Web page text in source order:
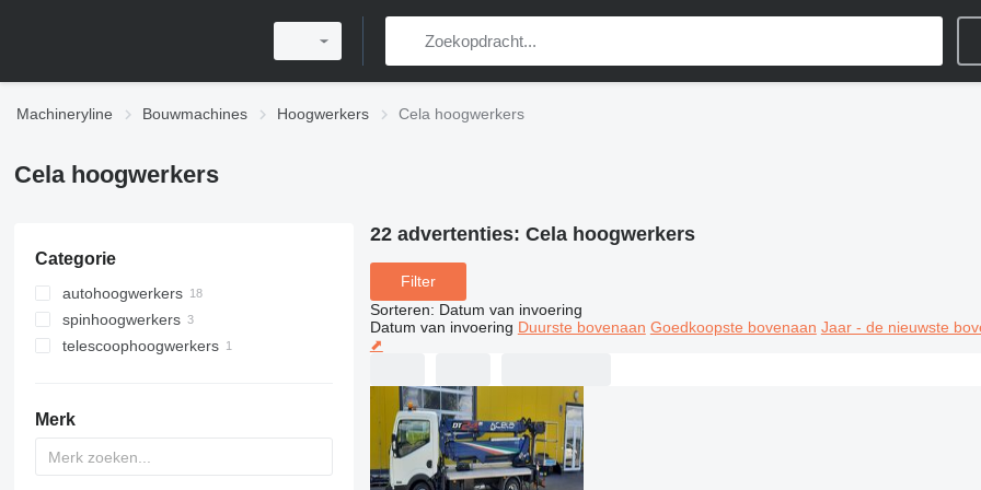
Machineryline Bouwmachines Hoogwerkers Cela hoogwerkers
Cela hoogwerkers
Categorie
autohoogwerkers
spinhoogwerkers
telescoophoogwerkers
Merk
22 advertenties: Cela hoogwerkers
Filter
Sorteren: Datum van invoering
Datum van invoering Duurste bovenaan Goedkoopste bovenaan Jaar - de nieuwste
⬈